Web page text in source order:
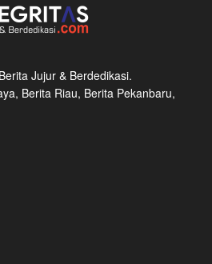
Jujur & Berdedikasi.
Berita Riau, Berita Pekanbaru,